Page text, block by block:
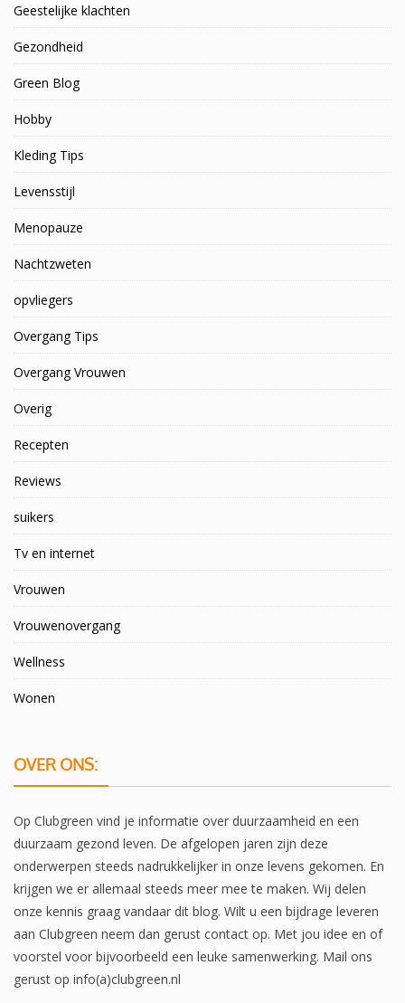
Geestelijke klachten
Gezondheid
Green Blog
Hobby
Kleding Tips
Levensstijl
Menopauze
Nachtzweten
opvliegers
Overgang Tips
Overgang Vrouwen
Overig
Recepten
Reviews
suikers
Tv en internet
Vrouwen
Vrouwenovergang
Wellness
Wonen
OVER ONS:
Op Clubgreen vind je informatie over duurzaamheid en een
duurzaam gezond leven. De afgelopen jaren zijn deze
onderwerpen steeds nadrukkelijker in onze levens gekomen. En
krijgen we er allemaal steeds meer mee te maken. Wij delen
onze kennis graag vandaar dit blog. Wilt u een bijdrage leveren
aan Clubgreen neem dan gerust contact op. Met jou idee en of
voorstel voor bijvoorbeeld een leuke samenwerking. Mail ons
gerust op info(a)clubgreen.nl